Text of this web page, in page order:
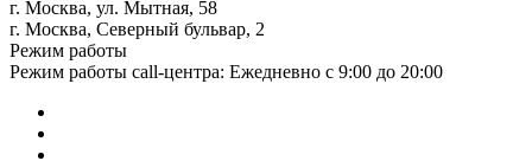
г. Москва, ул. Мытная, 58
г. Москва, Северный бульвар, 2
Режим работы
Режим работы call-центра: Ежедневно с 9:00 до 20:00